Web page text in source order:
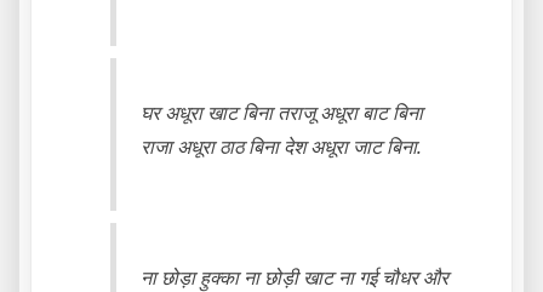
घर अधूरा खाट बिना तराजू अधूरा बाट बिना
राजा अधूरा ठाठ बिना देश अधूरा जाट बिना.
ना छोड़ा हुक्का ना छोड़ी खाट ना गई चौधर और